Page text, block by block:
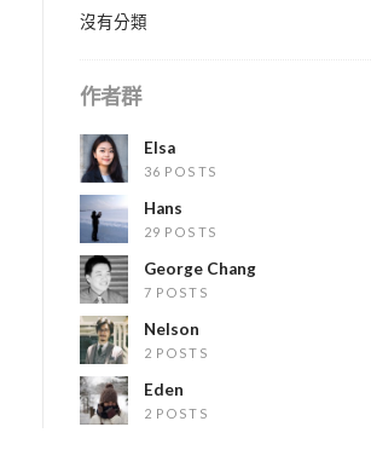
沒有分類
作者群
Elsa
36 POSTS
Hans
29 POSTS
George Chang
7 POSTS
Nelson
2 POSTS
Eden
2 POSTS